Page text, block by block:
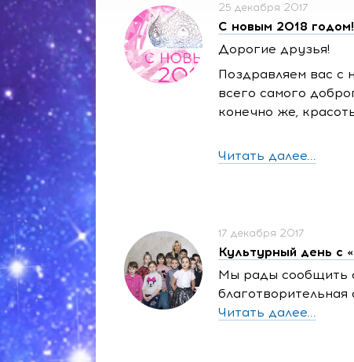
25 декабря 2017
С новым 2018 годом!
Дорогие друзья!
Поздравляем вас
всего самого
конечно же,
Читать далее...
17 декабря 2017
Культурный день с
Мы рады сообщить
благотворительная
Читать далее...